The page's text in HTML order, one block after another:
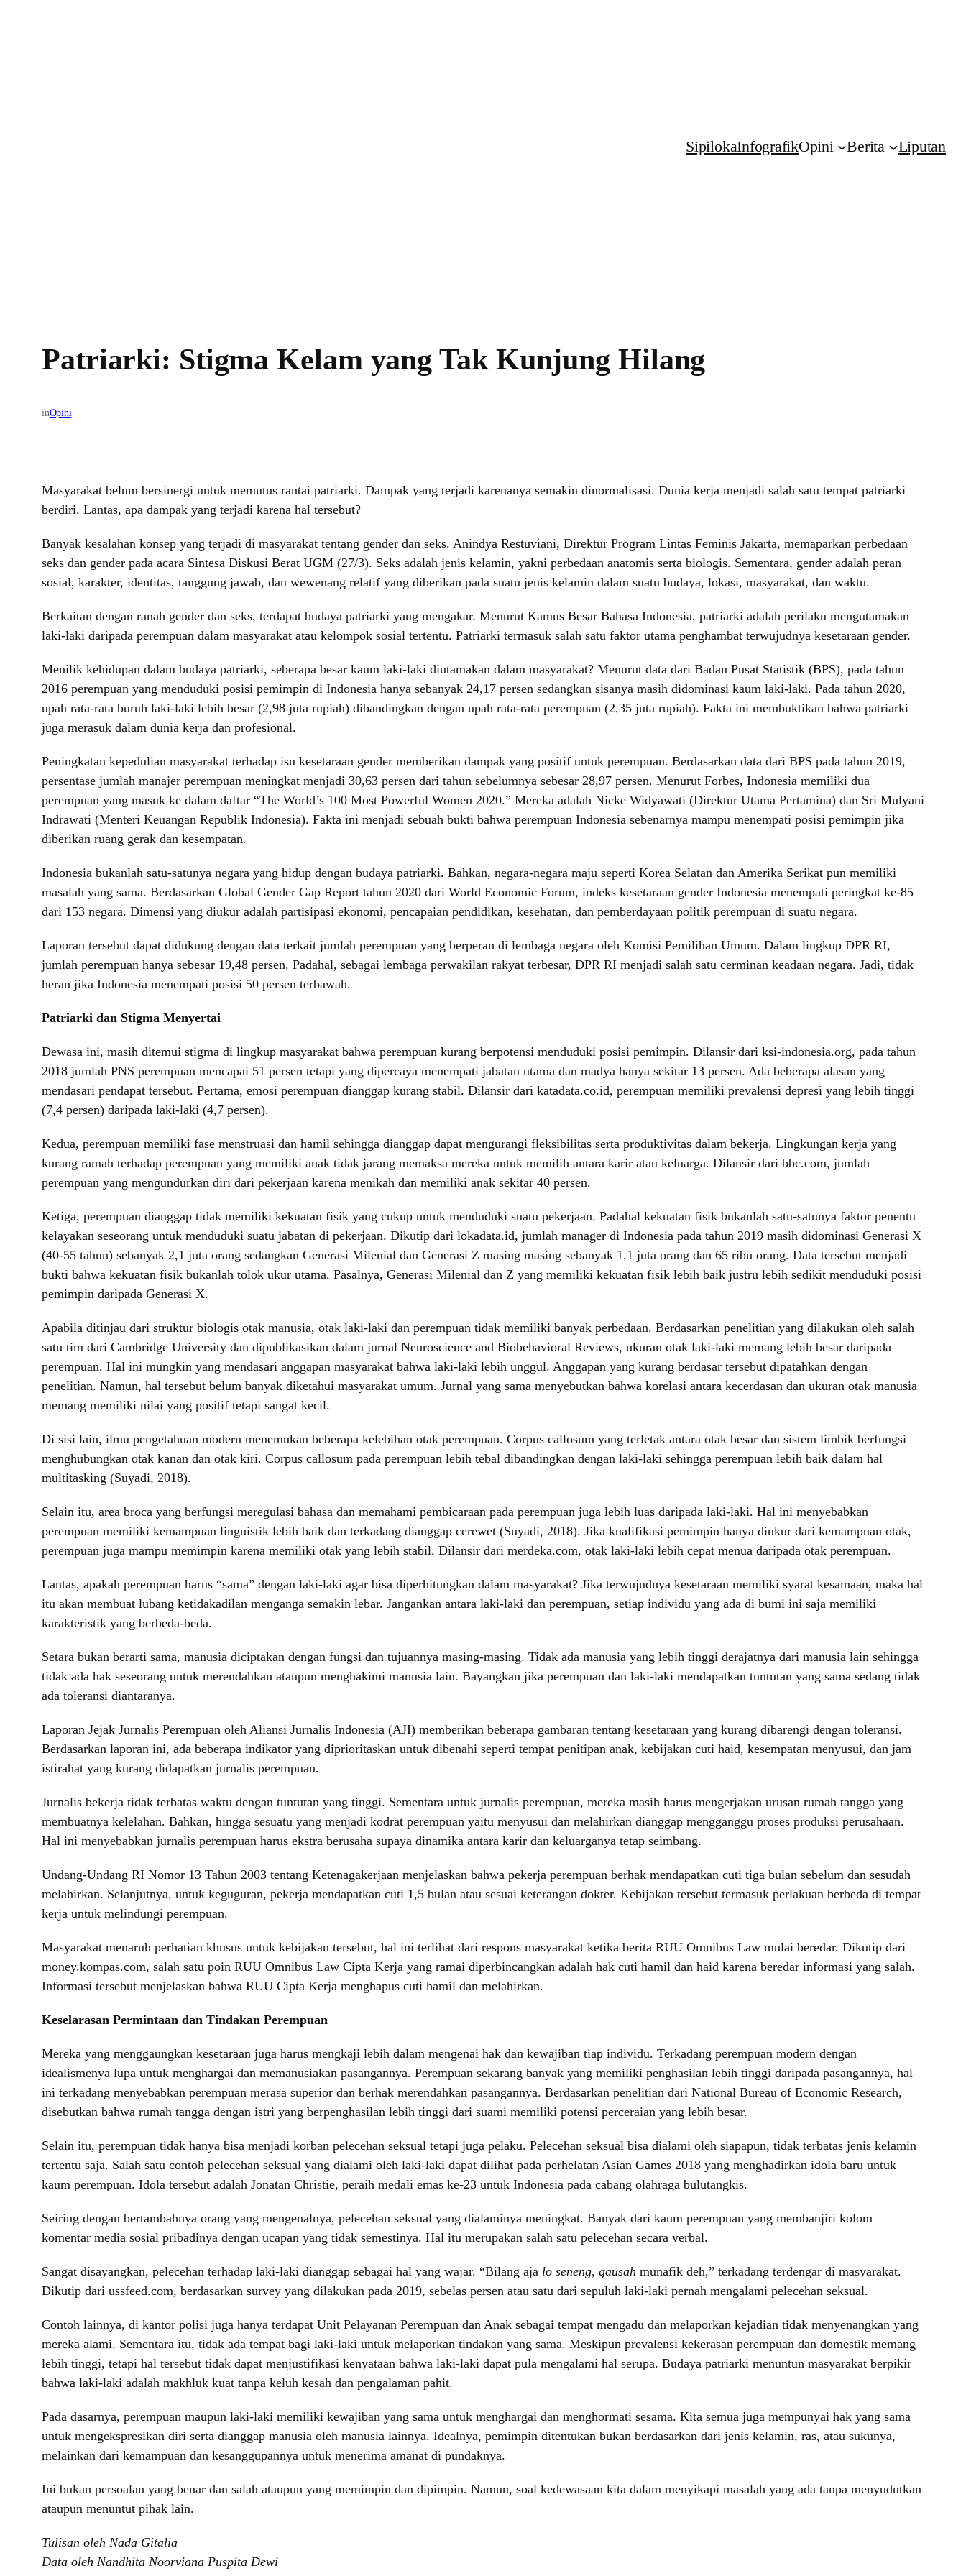
SipilokaInfografikOpini Berita Liputan
Patriarki: Stigma Kelam yang Tak Kunjung Hilang
inOpini
Masyarakat belum bersinergi untuk memutus rantai patriarki. Dampak yang terjadi karenanya semakin dinormalisasi. Dunia kerja menjadi salah satu tempat patriarki
berdiri. Lantas, apa dampak yang terjadi karena hal tersebut?
Banyak kesalahan konsep yang terjadi di masyarakat tentang gender dan seks. Anindya Restuviani, Direktur Program Lintas Feminis Jakarta, memaparkan perbedaan
seks dan gender pada acara Sintesa Diskusi Berat UGM (27/3). Seks adalah jenis kelamin, yakni perbedaan anatomis serta biologis. Sementara, gender adalah peran
sosial, karakter, identitas, tanggung jawab, dan wewenang relatif yang diberikan pada suatu jenis kelamin dalam suatu budaya, lokasi, masyarakat, dan waktu.
Berkaitan dengan ranah gender dan seks, terdapat budaya patriarki yang mengakar. Menurut Kamus Besar Bahasa Indonesia, patriarki adalah perilaku mengutamakan
laki-laki daripada perempuan dalam masyarakat atau kelompok sosial tertentu. Patriarki termasuk salah satu faktor utama penghambat terwujudnya kesetaraan gender.
Menilik kehidupan dalam budaya patriarki, seberapa besar kaum laki-laki diutamakan dalam masyarakat? Menurut data dari Badan Pusat Statistik (BPS), pada tahun
2016 perempuan yang menduduki posisi pemimpin di Indonesia hanya sebanyak 24,17 persen sedangkan sisanya masih didominasi kaum laki-laki. Pada tahun 2020,
upah rata-rata buruh laki-laki lebih besar (2,98 juta rupiah) dibandingkan dengan upah rata-rata perempuan (2,35 juta rupiah). Fakta ini membuktikan bahwa patriarki
juga merasuk dalam dunia kerja dan profesional.
Peningkatan kepedulian masyarakat terhadap isu kesetaraan gender memberikan dampak yang positif untuk perempuan. Berdasarkan data dari BPS pada tahun 2019,
persentase jumlah manajer perempuan meningkat menjadi 30,63 persen dari tahun sebelumnya sebesar 28,97 persen. Menurut Forbes, Indonesia memiliki dua
perempuan yang masuk ke dalam daftar “The World’s 100 Most Powerful Women 2020.” Mereka adalah Nicke Widyawati (Direktur Utama Pertamina) dan Sri Mulyani
Indrawati (Menteri Keuangan Republik Indonesia). Fakta ini menjadi sebuah bukti bahwa perempuan Indonesia sebenarnya mampu menempati posisi pemimpin jika
diberikan ruang gerak dan kesempatan.
Indonesia bukanlah satu-satunya negara yang hidup dengan budaya patriarki. Bahkan, negara-negara maju seperti Korea Selatan dan Amerika Serikat pun memiliki
masalah yang sama. Berdasarkan Global Gender Gap Report tahun 2020 dari World Economic Forum, indeks kesetaraan gender Indonesia menempati peringkat ke-85
dari 153 negara. Dimensi yang diukur adalah partisipasi ekonomi, pencapaian pendidikan, kesehatan, dan pemberdayaan politik perempuan di suatu negara.
Laporan tersebut dapat didukung dengan data terkait jumlah perempuan yang berperan di lembaga negara oleh Komisi Pemilihan Umum. Dalam lingkup DPR RI,
jumlah perempuan hanya sebesar 19,48 persen. Padahal, sebagai lembaga perwakilan rakyat terbesar, DPR RI menjadi salah satu cerminan keadaan negara. Jadi, tidak
heran jika Indonesia menempati posisi 50 persen terbawah.
Patriarki dan Stigma Menyertai
Dewasa ini, masih ditemui stigma di lingkup masyarakat bahwa perempuan kurang berpotensi menduduki posisi pemimpin. Dilansir dari ksi-indonesia.org, pada tahun
2018 jumlah PNS perempuan mencapai 51 persen tetapi yang dipercaya menempati jabatan utama dan madya hanya sekitar 13 persen. Ada beberapa alasan yang
mendasari pendapat tersebut. Pertama, emosi perempuan dianggap kurang stabil. Dilansir dari katadata.co.id, perempuan memiliki prevalensi depresi yang lebih tinggi
(7,4 persen) daripada laki-laki (4,7 persen).
Kedua, perempuan memiliki fase menstruasi dan hamil sehingga dianggap dapat mengurangi fleksibilitas serta produktivitas dalam bekerja. Lingkungan kerja yang
kurang ramah terhadap perempuan yang memiliki anak tidak jarang memaksa mereka untuk memilih antara karir atau keluarga. Dilansir dari bbc.com, jumlah
perempuan yang mengundurkan diri dari pekerjaan karena menikah dan memiliki anak sekitar 40 persen.
Ketiga, perempuan dianggap tidak memiliki kekuatan fisik yang cukup untuk menduduki suatu pekerjaan. Padahal kekuatan fisik bukanlah satu-satunya faktor penentu
kelayakan seseorang untuk menduduki suatu jabatan di pekerjaan. Dikutip dari lokadata.id, jumlah manager di Indonesia pada tahun 2019 masih didominasi Generasi X
(40-55 tahun) sebanyak 2,1 juta orang sedangkan Generasi Milenial dan Generasi Z masing masing sebanyak 1,1 juta orang dan 65 ribu orang. Data tersebut menjadi
bukti bahwa kekuatan fisik bukanlah tolok ukur utama. Pasalnya, Generasi Milenial dan Z yang memiliki kekuatan fisik lebih baik justru lebih sedikit menduduki posisi
pemimpin daripada Generasi X.
Apabila ditinjau dari struktur biologis otak manusia, otak laki-laki dan perempuan tidak memiliki banyak perbedaan. Berdasarkan penelitian yang dilakukan oleh salah
satu tim dari Cambridge University dan dipublikasikan dalam jurnal Neuroscience and Biobehavioral Reviews, ukuran otak laki-laki memang lebih besar daripada
perempuan. Hal ini mungkin yang mendasari anggapan masyarakat bahwa laki-laki lebih unggul. Anggapan yang kurang berdasar tersebut dipatahkan dengan
penelitian. Namun, hal tersebut belum banyak diketahui masyarakat umum. Jurnal yang sama menyebutkan bahwa korelasi antara kecerdasan dan ukuran otak manusia
memang memiliki nilai yang positif tetapi sangat kecil.
Di sisi lain, ilmu pengetahuan modern menemukan beberapa kelebihan otak perempuan. Corpus callosum yang terletak antara otak besar dan sistem limbik berfungsi
menghubungkan otak kanan dan otak kiri. Corpus callosum pada perempuan lebih tebal dibandingkan dengan laki-laki sehingga perempuan lebih baik dalam hal
multitasking (Suyadi, 2018).
Selain itu, area broca yang berfungsi meregulasi bahasa dan memahami pembicaraan pada perempuan juga lebih luas daripada laki-laki. Hal ini menyebabkan
perempuan memiliki kemampuan linguistik lebih baik dan terkadang dianggap cerewet (Suyadi, 2018). Jika kualifikasi pemimpin hanya diukur dari kemampuan otak,
perempuan juga mampu memimpin karena memiliki otak yang lebih stabil. Dilansir dari merdeka.com, otak laki-laki lebih cepat menua daripada otak perempuan.
Lantas, apakah perempuan harus “sama” dengan laki-laki agar bisa diperhitungkan dalam masyarakat? Jika terwujudnya kesetaraan memiliki syarat kesamaan, maka hal
itu akan membuat lubang ketidakadilan menganga semakin lebar. Jangankan antara laki-laki dan perempuan, setiap individu yang ada di bumi ini saja memiliki
karakteristik yang berbeda-beda.
Setara bukan berarti sama, manusia diciptakan dengan fungsi dan tujuannya masing-masing. Tidak ada manusia yang lebih tinggi derajatnya dari manusia lain sehingga
tidak ada hak seseorang untuk merendahkan ataupun menghakimi manusia lain. Bayangkan jika perempuan dan laki-laki mendapatkan tuntutan yang sama sedang tidak
ada toleransi diantaranya.
Laporan Jejak Jurnalis Perempuan oleh Aliansi Jurnalis Indonesia (AJI) memberikan beberapa gambaran tentang kesetaraan yang kurang dibarengi dengan toleransi.
Berdasarkan laporan ini, ada beberapa indikator yang diprioritaskan untuk dibenahi seperti tempat penitipan anak, kebijakan cuti haid, kesempatan menyusui, dan jam
istirahat yang kurang didapatkan jurnalis perempuan.
Jurnalis bekerja tidak terbatas waktu dengan tuntutan yang tinggi. Sementara untuk jurnalis perempuan, mereka masih harus mengerjakan urusan rumah tangga yang
membuatnya kelelahan. Bahkan, hingga sesuatu yang menjadi kodrat perempuan yaitu menyusui dan melahirkan dianggap mengganggu proses produksi perusahaan.
Hal ini menyebabkan jurnalis perempuan harus ekstra berusaha supaya dinamika antara karir dan keluarganya tetap seimbang.
Undang-Undang RI Nomor 13 Tahun 2003 tentang Ketenagakerjaan menjelaskan bahwa pekerja perempuan berhak mendapatkan cuti tiga bulan sebelum dan sesudah
melahirkan. Selanjutnya, untuk keguguran, pekerja mendapatkan cuti 1,5 bulan atau sesuai keterangan dokter. Kebijakan tersebut termasuk perlakuan berbeda di tempat
kerja untuk melindungi perempuan.
Masyarakat menaruh perhatian khusus untuk kebijakan tersebut, hal ini terlihat dari respons masyarakat ketika berita RUU Omnibus Law mulai beredar. Dikutip dari
money.kompas.com, salah satu poin RUU Omnibus Law Cipta Kerja yang ramai diperbincangkan adalah hak cuti hamil dan haid karena beredar informasi yang salah.
Informasi tersebut menjelaskan bahwa RUU Cipta Kerja menghapus cuti hamil dan melahirkan.
Keselarasan Permintaan dan Tindakan Perempuan
Mereka yang menggaungkan kesetaraan juga harus mengkaji lebih dalam mengenai hak dan kewajiban tiap individu. Terkadang perempuan modern dengan
idealismenya lupa untuk menghargai dan memanusiakan pasangannya. Perempuan sekarang banyak yang memiliki penghasilan lebih tinggi daripada pasangannya, hal
ini terkadang menyebabkan perempuan merasa superior dan berhak merendahkan pasangannya. Berdasarkan penelitian dari National Bureau of Economic Research,
disebutkan bahwa rumah tangga dengan istri yang berpenghasilan lebih tinggi dari suami memiliki potensi perceraian yang lebih besar.
Selain itu, perempuan tidak hanya bisa menjadi korban pelecehan seksual tetapi juga pelaku. Pelecehan seksual bisa dialami oleh siapapun, tidak terbatas jenis kelamin
tertentu saja. Salah satu contoh pelecehan seksual yang dialami oleh laki-laki dapat dilihat pada perhelatan Asian Games 2018 yang menghadirkan idola baru untuk
kaum perempuan. Idola tersebut adalah Jonatan Christie, peraih medali emas ke-23 untuk Indonesia pada cabang olahraga bulutangkis.
Seiring dengan bertambahnya orang yang mengenalnya, pelecehan seksual yang dialaminya meningkat. Banyak dari kaum perempuan yang membanjiri kolom
komentar media sosial pribadinya dengan ucapan yang tidak semestinya. Hal itu merupakan salah satu pelecehan secara verbal.
Sangat disayangkan, pelecehan terhadap laki-laki dianggap sebagai hal yang wajar. “Bilang aja lo seneng, gausah munafik deh,” terkadang terdengar di masyarakat.
Dikutip dari ussfeed.com, berdasarkan survey yang dilakukan pada 2019, sebelas persen atau satu dari sepuluh laki-laki pernah mengalami pelecehan seksual.
Contoh lainnya, di kantor polisi juga hanya terdapat Unit Pelayanan Perempuan dan Anak sebagai tempat mengadu dan melaporkan kejadian tidak menyenangkan yang
mereka alami. Sementara itu, tidak ada tempat bagi laki-laki untuk melaporkan tindakan yang sama. Meskipun prevalensi kekerasan perempuan dan domestik memang
lebih tinggi, tetapi hal tersebut tidak dapat menjustifikasi kenyataan bahwa laki-laki dapat pula mengalami hal serupa. Budaya patriarki menuntun masyarakat berpikir
bahwa laki-laki adalah makhluk kuat tanpa keluh kesah dan pengalaman pahit.
Pada dasarnya, perempuan maupun laki-laki memiliki kewajiban yang sama untuk menghargai dan menghormati sesama. Kita semua juga mempunyai hak yang sama
untuk mengekspresikan diri serta dianggap manusia oleh manusia lainnya. Idealnya, pemimpin ditentukan bukan berdasarkan dari jenis kelamin, ras, atau sukunya,
melainkan dari kemampuan dan kesanggupannya untuk menerima amanat di pundaknya.
Ini bukan persoalan yang benar dan salah ataupun yang memimpin dan dipimpin. Namun, soal kedewasaan kita dalam menyikapi masalah yang ada tanpa menyudutkan
ataupun menuntut pihak lain.
Tulisan oleh Nada Gitalia
Data oleh Nandhita Noorviana Puspita Dewi